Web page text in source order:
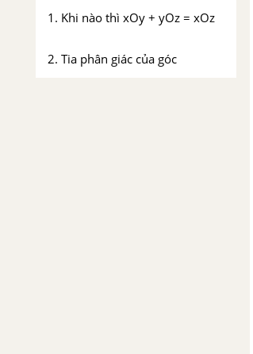
1. Khi nào thì xOy + yOz = xOz
2. Tia phân giác của góc